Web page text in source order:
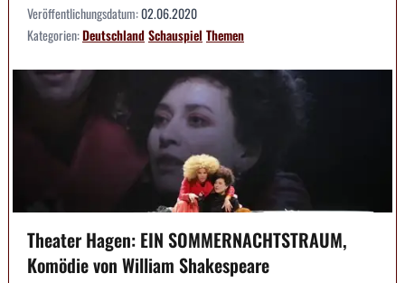
Veröffentlichungsdatum:02.06.2020
Kategorien:DeutschlandSchauspiel Themen
Theater Hagen: EIN SOMMERNACHTSTRAUM,
Komödie von William Shakespeare